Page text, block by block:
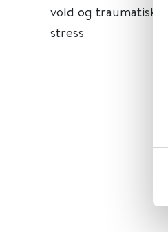
vold og traumatisk
stress